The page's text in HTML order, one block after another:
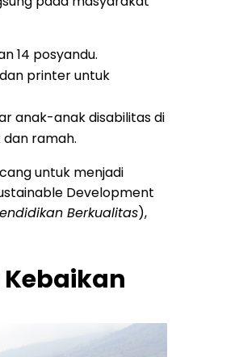
14 posyandu.
printer untuk
anak-anak disabilitas di
ramah.
untuk menjadi
Development
Berkualitas),